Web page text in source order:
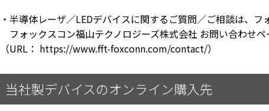
・半導体レーザ／LEDデバイスに関するご質問／ご相談は、
フォックスコン福山テクノロジーズ株式会社 お問い合わせペ
（URL： https://www.fft-foxconn.com/contact/）
当社製デバイスのオンライン購入先